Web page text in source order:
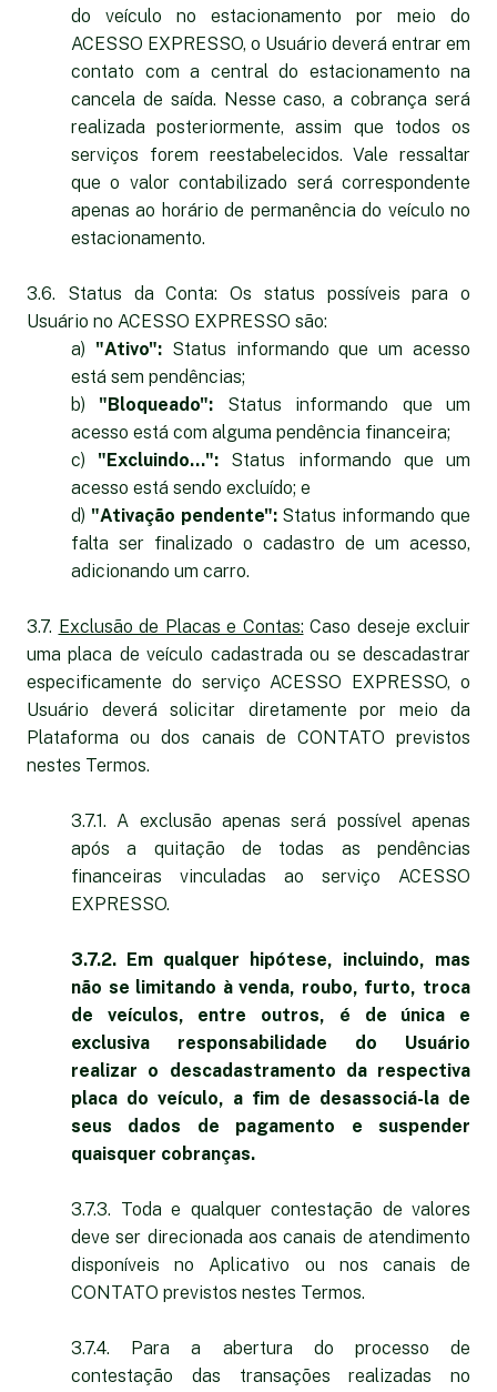
do veículo no estacionamento por meio do
ACESSO EXPRESSO, o Usuário deverá entrar em
contato com a central do estacionamento na
cancela de saída. Nesse caso, a cobrança será
realizada posteriormente, assim que todos os
serviços forem reestabelecidos. Vale ressaltar
que o valor contabilizado será correspondente
apenas ao horário de permanência do veículo no
estacionamento.
3.6. Status da Conta: Os status possíveis para o
Usuário no ACESSO EXPRESSO são:
a) "Ativo":Status informando que um acesso
está sem pendências;
b) "Bloqueado": Status informando que um
acesso está com alguma pendência financeira;
c) "Excluindo...": Status informando que um
acesso está sendo excluído; e
d) "Ativação pendente":Status informando que
falta ser finalizado o cadastro de um acesso,
adicionando um carro.
3.7. Exclusão de Placas e Contas: Caso deseje excluir
uma placa de veículo cadastrada ou se descadastrar
especificamente do serviço ACESSO EXPRESSO, o
Usuário deverá solicitar diretamente por meio da
Plataforma ou dos canais de CONTATO previstos
nestes Termos.
3.7.1. A exclusão apenas será possível apenas
após a quitação de todas as pendências
financeiras vinculadas ao serviço ACESSO
EXPRESSO.
3.7.2. Em qualquer hipótese, incluindo, mas
não se limitando à venda, roubo, furto, troca
de veículos, entre outros, é de única e
exclusiva responsabilidade do Usuário
realizar o descadastramento da respectiva
placa do veículo, a fim de desassociá-la de
seus dados de pagamento e suspender
quaisquer cobranças.
3.7.3. Toda e qualquer contestação de valores
deve ser direcionada aos canais de atendimento
disponíveis no Aplicativo ou nos canais de
CONTATO previstos nestes Termos.
3.7.4. Para a abertura do processo de
contestação das transações realizadas no